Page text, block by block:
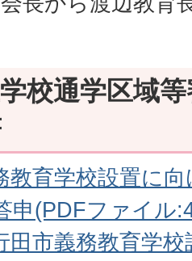
校通学区域
教育学校設置に
申(PDFファイル
田市義務教育学